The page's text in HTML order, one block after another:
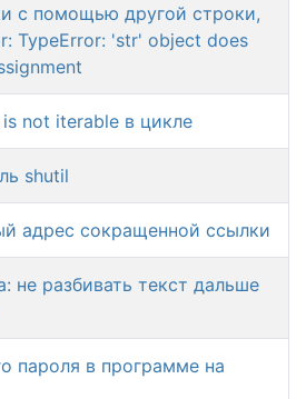
с помощью другой строки,
TypeError: 'str' object does
not iterable в цикле
shutil
адрес сокращенной ссылки
не разбивать текст дальше
пароля в программе на